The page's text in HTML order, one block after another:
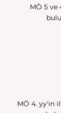
MÖ 5 ve
MÖ 4. yy'in